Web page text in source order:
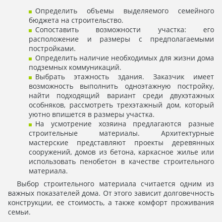
Определить объемы выделяемого семейного
бюджета на строительство.
Сопоставить возможности участка: его
расположение и размеры с предполагаемыми
постройками.
Определить наличие необходимых для жизни дома
подземных коммуникаций.
Выбрать этажность здания. Заказчик имеет
возможность выполнить одноэтажную постройку,
найти подходящий вариант среди двухэтажных
особняков, рассмотреть трехэтажный дом, который
уютно впишется в размеры участка.
На усмотрение хозяина предлагаются разные
строительные материалы. Архитектурные
мастерские представляют проекты деревянных
сооружений, домов из бетона, каркасное жилье или
использовать пенобетон в качестве строительного
материала.
Выбор строительного материала считается одним из
важных показателей дома. От этого зависит долговечность
конструкции, ее стоимость, а также комфорт проживания
семьи.